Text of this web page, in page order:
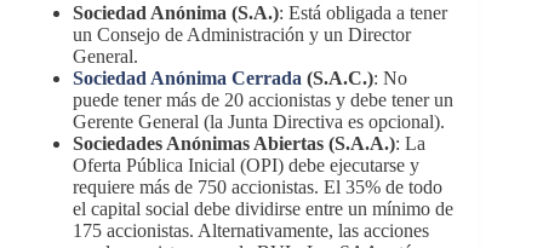
Sociedad Anónima (S.A.): Está obligada a tener
un Consejo de Administración y un Director
General.
Sociedad Anónima Cerrada (S.A.C.): No
puede tener más de 20 accionistas y debe tener un
Gerente General (la Junta Directiva es opcional).
Sociedades Anónimas Abiertas (S.A.A.): La
Oferta Pública Inicial (OPI) debe ejecutarse y
requiere más de 750 accionistas. El 35% de todo
el capital social debe dividirse entre un mínimo de
175 accionistas. Alternativamente, las acciones